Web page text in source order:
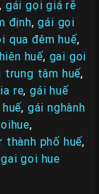
, gái gọi giá rẽ
định,gái gọi
qua đêm huế,
huế, gai goi
trung tâm huế,
re,gái huế
, gái nghành
,
thành phố huế,
goi hue